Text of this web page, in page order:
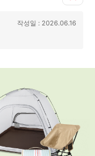
작성일 : 2026.06.16